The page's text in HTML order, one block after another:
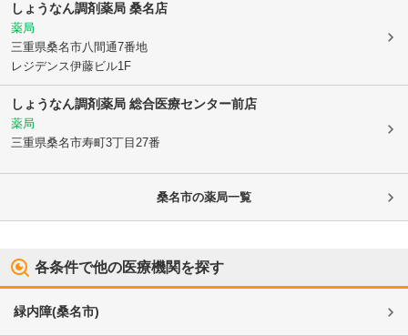
しょうなん調剤薬局 桑名店
薬局
三重県桑名市八間通7番地
レジデンス伊藤ビル1F
しょうなん調剤薬局 総合医療センター前店
薬局
三重県桑名市寿町3丁目27番
桑名市の薬局一覧
各条件で他の医療機関を探す
緑内障(桑名市)